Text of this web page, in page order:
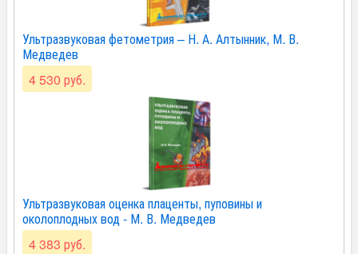
Ультразвуковая фетометрия – Н. А. Алтынник, М. В.
Медведев
4 530 руб.
Ультразвуковая оценка плаценты, пуповины и
околоплодных вод - М. В. Медведев
4 383 руб.